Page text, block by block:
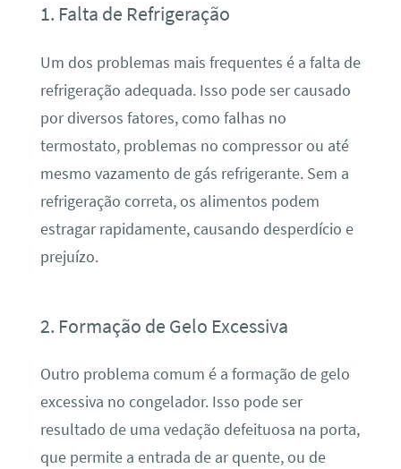
1. Falta de Refrigeração
Um dos problemas mais frequentes é a falta de
refrigeração adequada. Isso pode ser causado
por diversos fatores, como falhas no
termostato, problemas no compressor ou até
mesmo vazamento de gás refrigerante. Sem a
refrigeração correta, os alimentos podem
estragar rapidamente, causando desperdício e
prejuízo.
2. Formação de Gelo Excessiva
Outro problema comum é a formação de gelo
excessiva no congelador. Isso pode ser
resultado de uma vedação defeituosa na porta,
que permite a entrada de ar quente, ou de